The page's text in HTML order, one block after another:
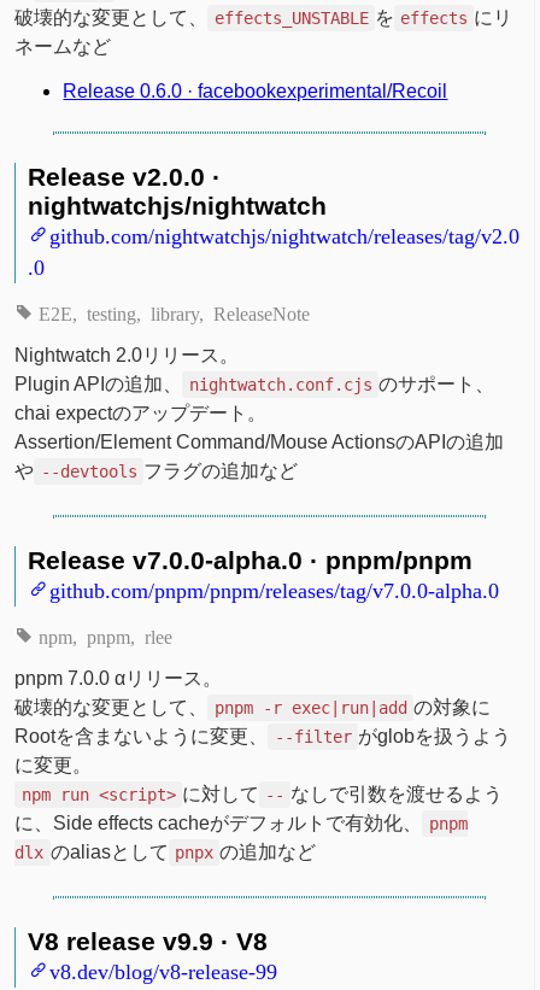
破壊的な変更として、 effects_UNSTABLE を effects にリ
ネームなど
Release 0.6.0 · facebookexperimental/Recoil
Release v2.0.0 ·
nightwatchjs/nightwatch
github.com/nightwatchjs/nightwatch/releases/tag/v2.0
.0
E2E testing library ReleaseNote
Nightwatch 2.0リリース。
Plugin APIの追加、
nightwatch.conf.cjs のサポート、
chai expectのアップデート。
Assertion/Element Command/Mouse ActionsのAPIの追加
や --devtools フラグの追加など
Release v7.0.0-alpha.0 · pnpm/pnpm
github.com/pnpm/pnpm/releases/tag/v7.0.0-alpha.0
npm pnpm rlee
pnpm 7.0.0 αリリース。
破壊的な変更として、
pnpm -r exec|run|add の対象に
Rootを含まないように変更、
--filter がglobを扱うよう
に変更。
npm run <script> に対して -- なしで引数を渡せるよう
に、Side effects cacheがデフォルトで有効化、
pnpm
dlx のaliasとして pnpx の追加など
V8 release v9.9 · V8
v8.dev/blog/v8-release-99